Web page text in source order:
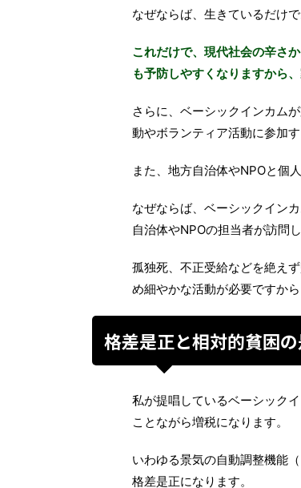
なぜならば、生きているだけ
これだけで、現代社会の辛さ
も予防しやすくなりますから
さらに、ベーシックインカム
動やボランティア活動に参加
また、地方自治体やNPOと個
なぜならば、ベーシックイン
自治体やNPOの担当者が訪問
孤独死、不正受給などを絶え
め細やかな活動が必要ですか
格差是正と相対的貧困
私が提唱しているベーシック
ことながら増税になります。
いわゆる景気の自動調整機能
格差是正になります。